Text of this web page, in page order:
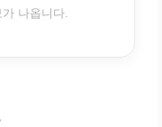
나옵니다.